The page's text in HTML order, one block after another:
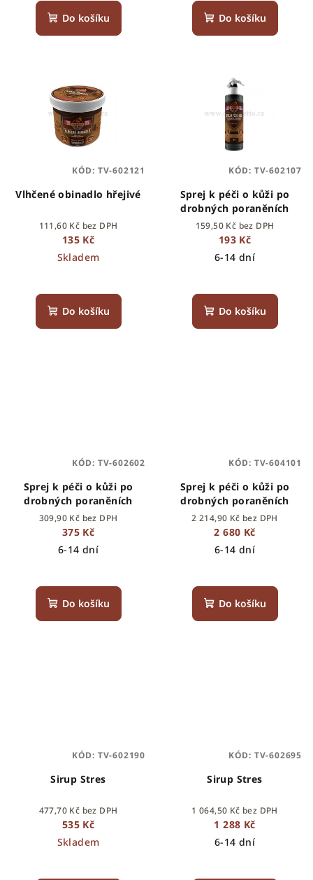
Do košíku Do košíku
Vlhčené obinadlo hřejivé
111,60 Kč bez DPH
135 Kč
Skladem
Do košíku
KÓD: TV-602121
Sprej k péči o kůži po
drobných poraněních
159,50 Kč bez DPH
193 Kč
6-14 dní
Do košíku
KÓD: TV-602107
Sprej k péči o kůži po
drobných poraněních
309,90 Kč bez DPH
375 Kč
6-14 dní
Do košíku
KÓD: TV-602602
Sprej k péči o kůži po
drobných poraněních
2 214,90 Kč bez DPH
2 680 Kč
6-14 dní
Do košíku
KÓD: TV-604101
Sirup Stres
477,70 Kč bez DPH
535 Kč
Skladem
KÓD: TV-602190
Sirup Stres
1 064,50 Kč bez DPH
1 288 Kč
6-14 dní
KÓD: TV-602695